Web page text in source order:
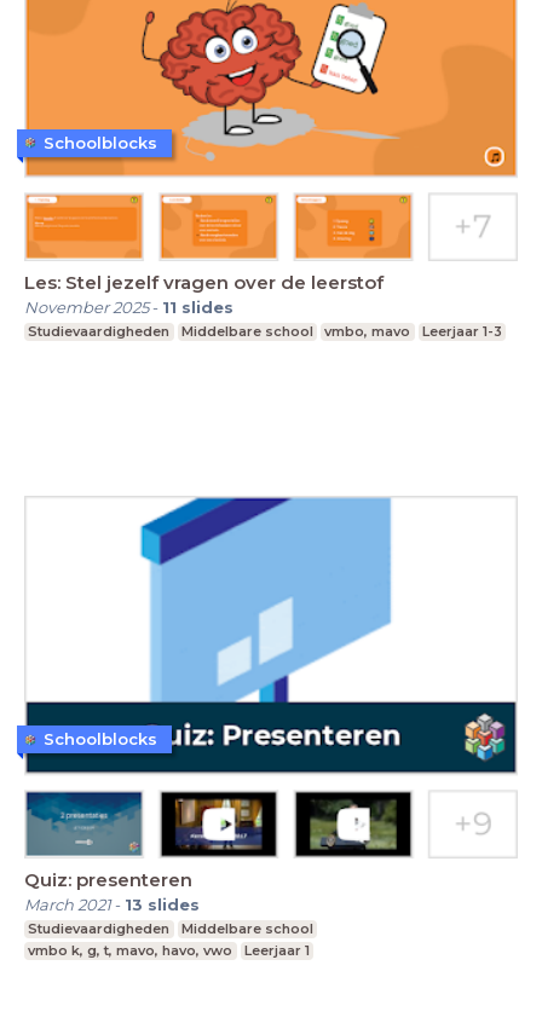
Les: Stel jezelf vragen over de leerstof
November 2025- 11 slides
Studievaardigheden Middelbare school vmbo, mavo Leerjaar 1-3
Schoolblocks
Quiz: presenteren
March 2021- 13 slides
Studievaardigheden
Middelbare school
vmbo k, g, t, mavo, havo, vwo
Leerjaar 1
Schoolblocks